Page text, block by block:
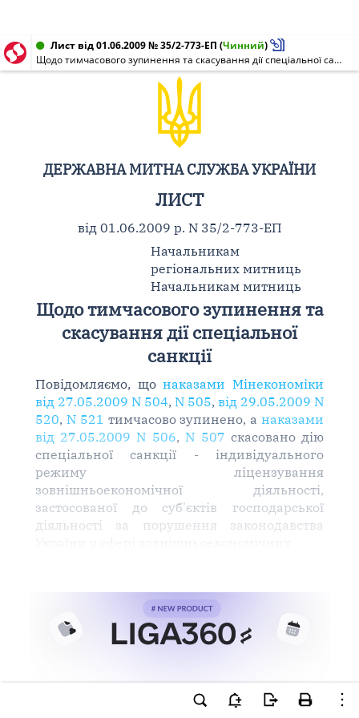
Лист від 01.06.2009 № 35/2-773-ЕП (Чинний)
Щодо тимчасового зупинення та скасування дії спеціальної санкції
ДЕРЖАВНА МИТНА СЛУЖБА УКРАЇНИ
ЛИСТ
від 01.06.2009 р. N 35/2-773-ЕП
Начальникам
регіональних митниць
Начальникам митниць
Щодо тимчасового зупинення та
скасування дії спеціальної
санкції
Повідомляємо, щонаказами Мінекономіки
від 27.05.2009 N 504,N 505,від 29.05.2009 N
520, N 521 тимчасово зупинено, анаказами
від 27.05.2009 N 506, N 507 скасовано дію
спеціальної санкції - індивідуального
режиму ліцензування
зовнішньоекономічної діяльності,
застосованої до суб'єктів господарської
діяльності за порушення законодавства